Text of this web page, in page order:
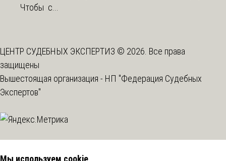
Чтобы с...
ЦЕНТР СУДЕБНЫХ ЭКСПЕРТИЗ © 2026. Все права
защищены
Вышестоящая организация - НП "Федерация Судебных
Экспертов"